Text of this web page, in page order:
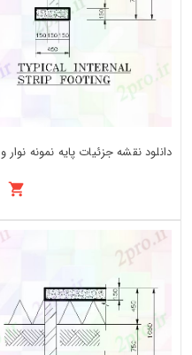
دانلود نقشه جزئیات پایه نمونه نوار